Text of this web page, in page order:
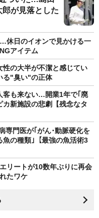
が見落とした
…休日のイオンで見かける一
アイテム
の大半が不潔と感じてい
る"臭い"の正体
客も来ない…開業1年で｢廃
新施設の悲劇【残念なタ
専門医が｢がん･動脈硬化を
の種類｣【最強の魚活術3
リートが10数年ぶりに再会
たワケ